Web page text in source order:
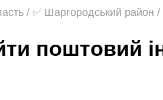
/ ✅ Шаргородський район /
поштовий